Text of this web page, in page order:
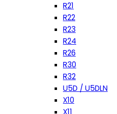
R21
R22
R23
R24
R26
R30
R32
U5D / U5DLN
X10